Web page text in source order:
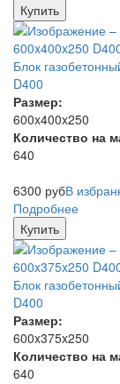
Купить
Блок
D400
Размер:
600x400x250
Количество на
640
6300 рубВ
Подробнее
Купить
Блок
D400
Размер:
600x375x250
Количество на
640